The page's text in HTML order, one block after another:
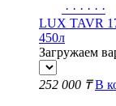
· · · · · ·
LUX TAVR
450л
Загружаем
252 000 ₸ В